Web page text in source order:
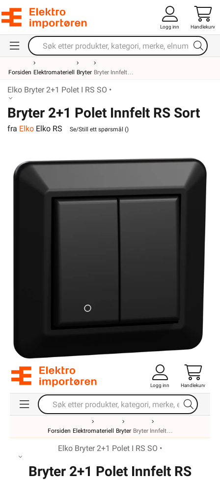
Logg inn Handlekurv
Forsiden Elektromateriell Bryter Bryter Innfelt
Elko Bryter 2+1 Polet I RS SO •
Bryter 2+1 Polet Innfelt RS Sort
Elko
fra Elko Elko RS Se/Still ett spørsmål ()
Logg inn Handlekurv
Forsiden Elektromateriell Bryter Bryter Innfelt
Elko Bryter 2+1 Polet I RS SO •
Bryter 2+1 Polet Innfelt RS